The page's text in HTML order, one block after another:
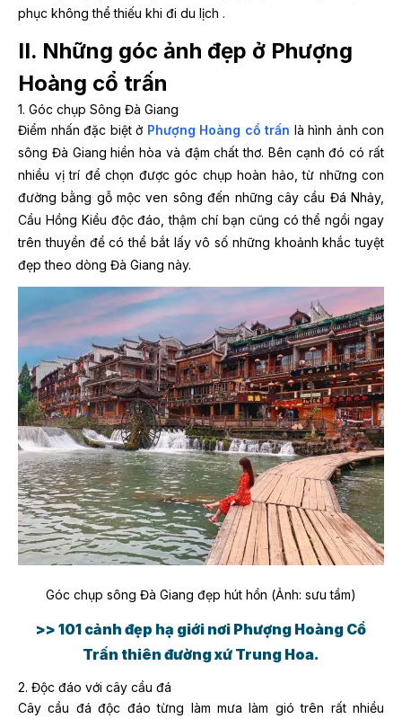
phục không thể thiếu khi đi du lịch .
II. Những góc ảnh đẹp ở Phượng
Hoàng cổ trấn
1. Góc chụp Sông Đà Giang
Điểm nhấn đặc biệt ở Phượng Hoàng cổ trấn là hình ảnh con
sông Đà Giang hiền hòa và đậm chất thơ. Bên cạnh đó có rất
nhiều vị trí để chọn được góc chụp hoàn hảo, từ những con
đường bằng gỗ mộc ven sông đến những cây cầu Đá Nhảy,
Cầu Hồng Kiều độc đáo, thậm chí bạn cũng có thể ngồi ngay
trên thuyền để có thể bắt lấy vô số những khoảnh khắc tuyệt
đẹp theo dòng Đà Giang này.
Góc chụp sông Đà Giang đẹp hút hồn (Ảnh: sưu tầm)
>> 101 cảnh đẹp hạ giới nơi Phượng Hoàng Cổ
Trấn thiên đường xứ Trung Hoa.
2. Độc đáo với cây cầu đá
Cây cầu đá độc đáo từng làm mưa làm gió trên rất nhiều